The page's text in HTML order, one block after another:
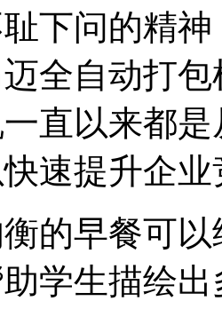
下问的精
全自动打
直以来都
速提升企
的早餐可
学生描绘